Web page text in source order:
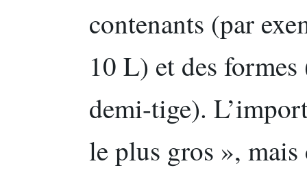
contenants (par
10 L) et des
demi-tige).
le plus gros »,